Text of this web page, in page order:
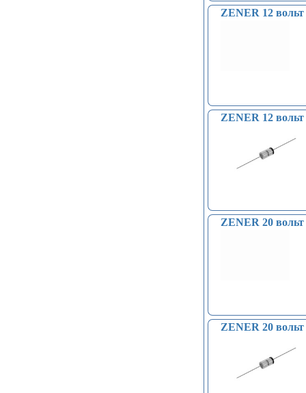
ZENER 12 вольт
ZENER 12 вольт
ZENER 20 вольт
ZENER 20 вольт